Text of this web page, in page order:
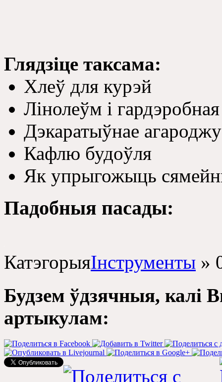
Глядзіце таксама:
Хлеў для курэй
Лінолеўм і гардэробная
Дэкаратыўнае
Кафлю будоўля
Як упрыгожыць
Падобныя пасады:
КатэгорыяІнструменты »
Будзем ўдзячныя, калі
артыкулам: